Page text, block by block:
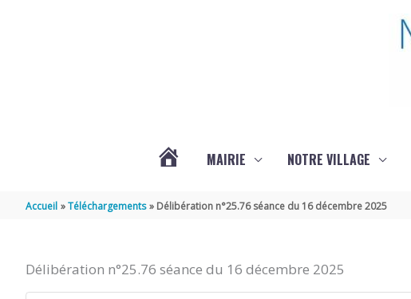
MAIRIE NOTRE VILLAGE
Accueil Téléchargements Délibération n°25.76 séance du 16 décembre 2025
Délibération n°25.76 séance du 16 décembre 2025